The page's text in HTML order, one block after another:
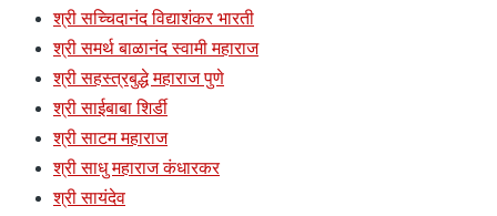
श्री सच्चिदानंद विद्याशंकर भारती
श्री समर्थ बाळानंद स्वामी महाराज
श्री सहस्त्रबुद्धे महाराज पुणे
श्री साईबाबा शिर्डी
श्री साटम महाराज
श्री साधु महाराज कंधारकर
श्री सायंदेव